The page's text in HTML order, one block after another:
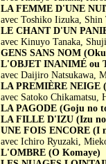
LA FEMME D'UNE
avec Toshiko Iizuka,
LE CHANT D'UN
avec Kinuyo Tanaka,
GENS SANS NOM
L'OBJET INANIMÉ ou
avec Daijiro Natsukawa,
LA PREMIÈRE NEIGE
avec Satoko
LA PAGODE (Goju no
LA FILLE D'IZU (Izu
UNE FOIS ENCORE (I
avec Ichiro Ryuzaki,
L'OMBRE (O Komaye)